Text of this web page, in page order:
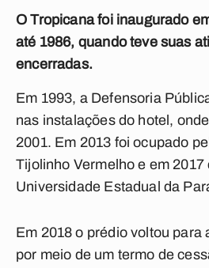
O Tropicana foi inaugurado
até 1986, quando teve suas
encerradas.
Em 1993, a Defensoria
nas instalações do hotel,
2001. Em 2013 foi ocupado
Tijolinho Vermelho e em 2017
Universidade Estadual da
Em 2018 o prédio voltou para
por meio de um termo de